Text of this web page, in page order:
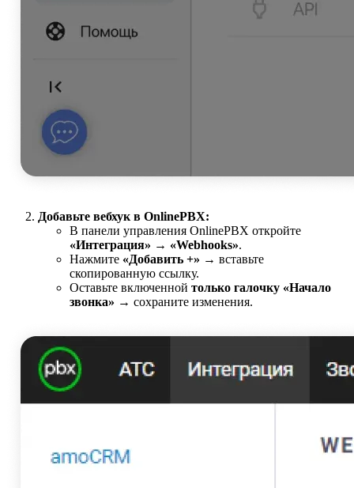
Добавьте вебхук в OnlinePBX:
В панели управления OnlinePBX откройте
«Интеграция» → «Webhooks».
Нажмите «Добавить +» → вставьте
скопированную ссылку.
Оставьте включенной только галочку «Начало
звонка» → сохраните изменения.